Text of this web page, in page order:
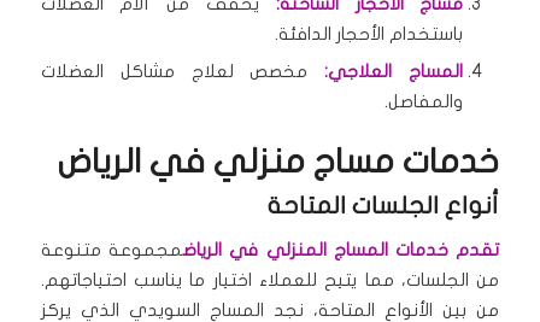
مساج الأحجار الساخنة: يخفف من آلام العضلات
باستخدام الأحجار الدافئة.
المساج العلاجي:مخصص لعلاج مشاكل العضلات
والمفاصل.
خدمات مساج منزلي في الرياض
أنواع الجلسات المتاحة
تقدم خدمات المساج المنزلي في الرياضمجموعة متنوعة
من الجلسات، مما يتيح للعملاء اختيار ما يناسب احتياجاتهم.
من بين الأنواع المتاحة، نجد المساج السويدي الذي يركز